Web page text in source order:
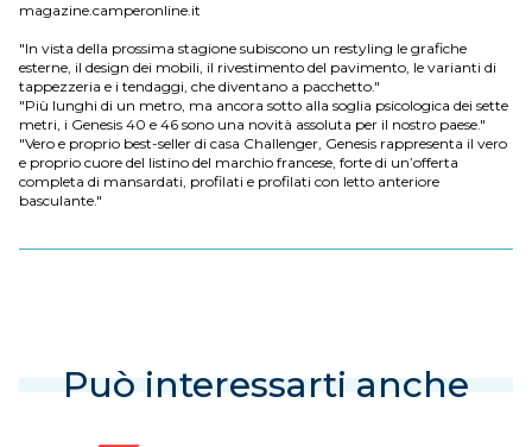
magazine.camperonline.it
"In vista della prossima stagione subiscono un restyling le grafiche
esterne, il design dei mobili, il rivestimento del pavimento, le varianti di
tappezzeria e i tendaggi, che diventano a pacchetto."
"Più lunghi di un metro, ma ancora sotto alla soglia psicologica dei sette
metri, i Genesis 40 e 46 sono una novità assoluta per il nostro paese."
"Vero e proprio best-seller di casa Challenger, Genesis rappresenta il vero
e proprio cuore del listino del marchio francese, forte di un’offerta
completa di mansardati, profilati e profilati con letto anteriore
basculante."
Può interessarti anche